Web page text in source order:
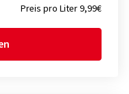
Preis pro Liter 9,99€